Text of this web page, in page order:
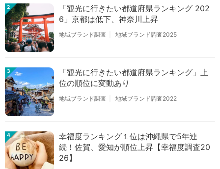
2
「観光に行きたい都道府県ランキング 202
6」京都は低下、神奈川上昇
地域ブランド調査 地域ブランド調査2025
3
「観光に行きたい都道府県ランキング」上
位の順位に変動あり
地域ブランド調査 地域ブランド調査2022
4
幸福度ランキング１位は沖縄県で5年連
続！佐賀、愛知が順位上昇【幸福度調査20
26】